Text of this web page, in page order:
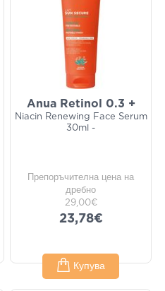
Anua Retinol 0.3 +
Niacin Renewing Face Serum
30ml -
Препоръчителна цена на
дребно
29,00€
23,78€
Купува